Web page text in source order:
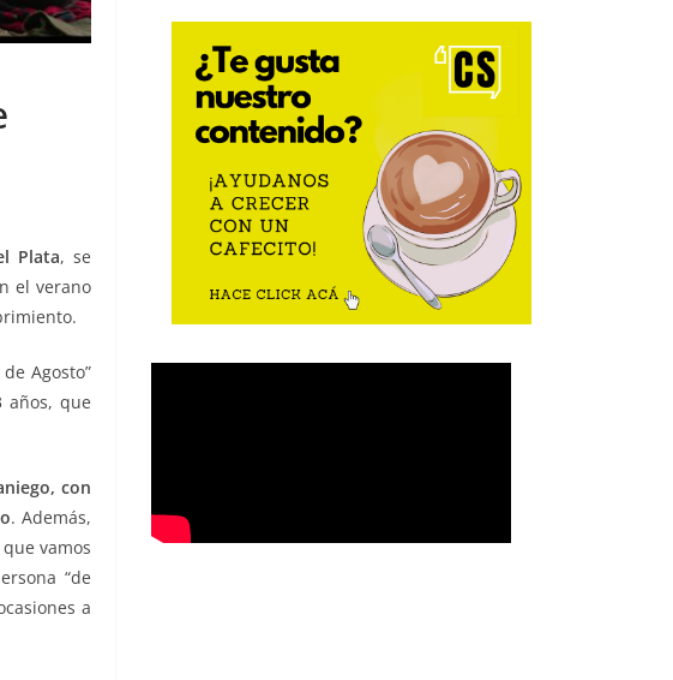
Plata, se
el verano
Agosto”
años, que
con
. Además,
vamos
“de
a